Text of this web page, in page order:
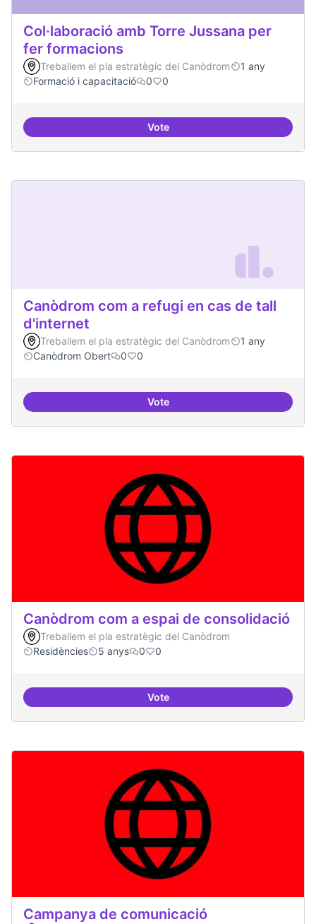
Col·laboració amb Torre Jussana per
fer formacions
Treballem el pla estratègic del Canòdrom
1 any
Formació i capacitació
0 0
VoteCol·laboració amb Torre
Canòdrom com a refugi en cas de tall
d'internet
Treballem el pla estratègic del Canòdrom
1 any
Canòdrom Obert
0 0
VoteCanòdrom com a refugi en cas
Canòdrom com a espai de consolidació
Treballem el pla estratègic del Canòdrom
Residències
5 anys 0 0
VoteCanòdrom com a espai de
Campanya de comunicació